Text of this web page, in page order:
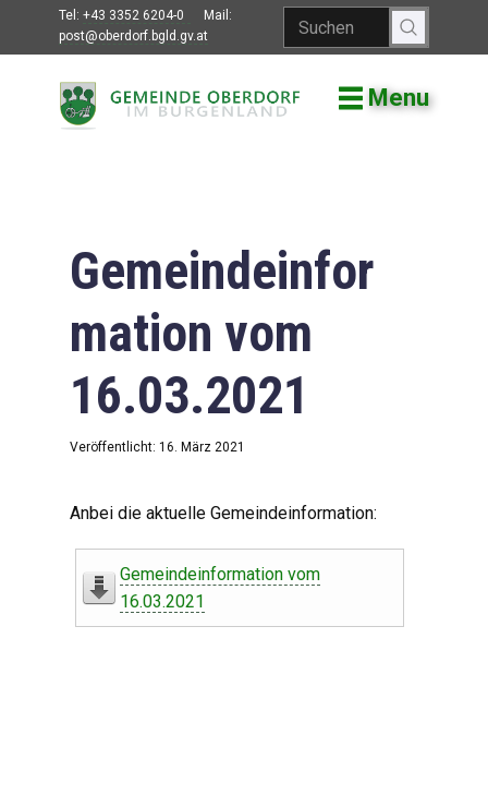
Tel: +43 3352 6204-0
Mail:
post@oberdorf.bgld.gv.at
Menu
Willkommen
Gemeindeamt
Gemeinderat
Bildung
Vereine
Leben in Oberdorf
Gemeindeinfor
mation vom
16.03.2021
Veröffentlicht: 16. März 2021
Anbei die aktuelle Gemeindeinformation:
Gemeindeinformation vom
16.03.2021